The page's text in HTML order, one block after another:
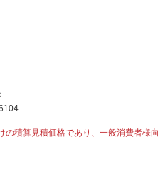
積算見積価格であり、一般消費者様